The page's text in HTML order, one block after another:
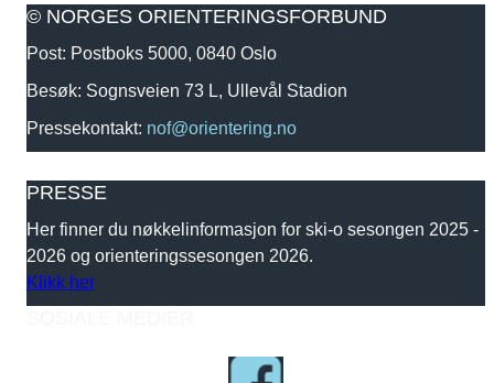
© NORGES ORIENTERINGSFORBUND
Post: Postboks 5000, 0840 Oslo
Besøk: Sognsveien 73 L, Ullevål Stadion
Pressekontakt: nof@orientering.no
PRESSE
Her finner du nøkkelinformasjon for ski-o sesongen 2025 -
2026 og orienteringssesongen 2026.
Klikk her